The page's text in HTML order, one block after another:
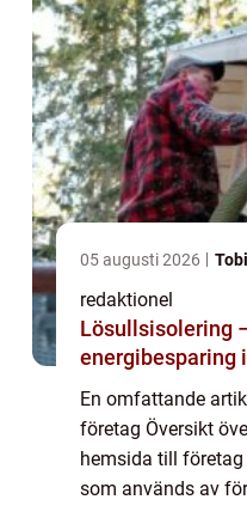
05 augusti 2026
redaktionel
Lösullsisolering
energibesparing
En omfattande
företag Översikt
hemsida till
som används av